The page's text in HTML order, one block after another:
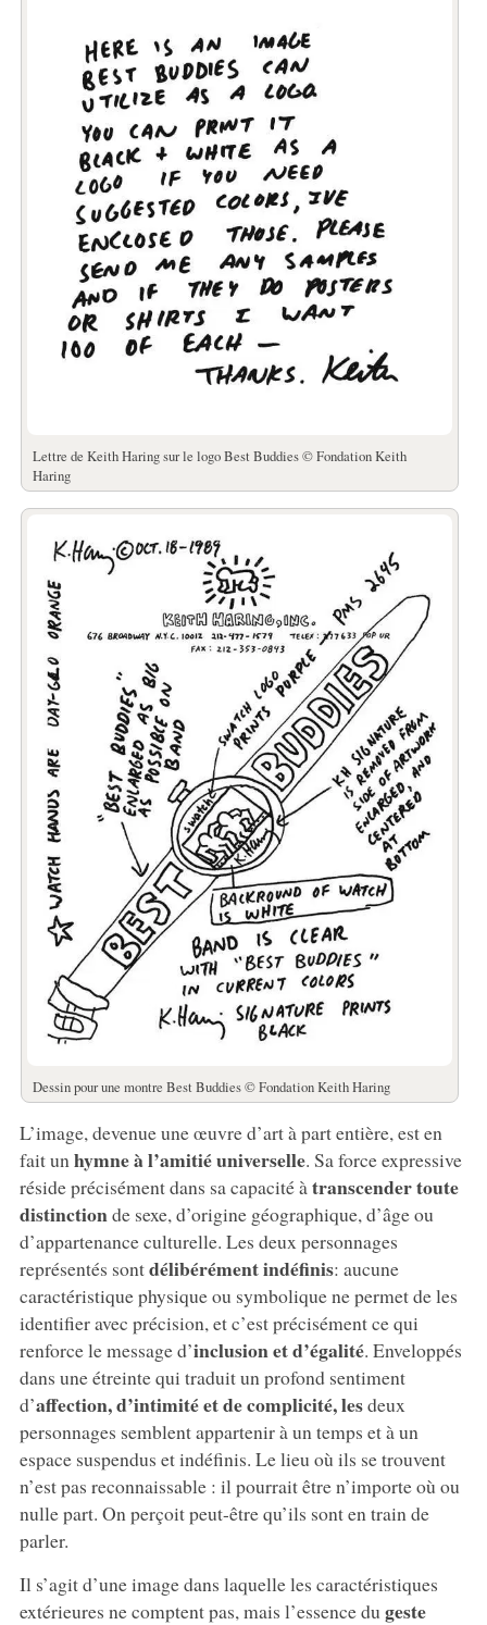
Lettre de Keith Haring sur le logo Best Buddies © Fondation Keith
Haring
Dessin pour une montre Best Buddies © Fondation Keith Haring
L’image, devenue une œuvre d’art à part entière, est en
fait un hymne à l’amitié universelle. Sa force expressive
réside précisément dans sa capacité àtranscender toute
distinctionde sexe, d’origine géographique, d’âge ou
d’appartenance culturelle. Les deux personnages
représentés sontdélibérément indéfinis: aucune
caractéristique physique ou symbolique ne permet de les
identifier avec précision, et c’est précisément ce qui
renforce le message d’inclusion et d’égalité. Enveloppés
dans une étreinte qui traduit un profond sentiment
d’affection, d’intimité et de complicité, lesdeux
personnages semblent appartenir à un temps et à un
espace suspendus et indéfinis. Le lieu où ils se trouvent
n’est pas reconnaissable : il pourrait être n’importe où ou
nulle part. On perçoit peut-être qu’ils sont en train de
parler.
Il s’agit d’une image dans laquelle les caractéristiques
extérieures ne comptent pas, mais l’essence du geste